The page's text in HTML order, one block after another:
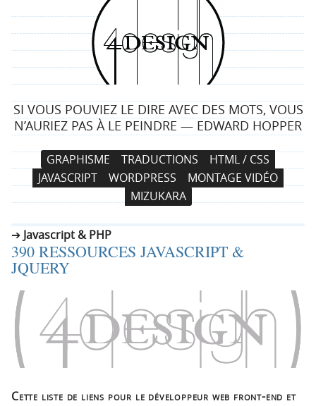
4
d
e
s
i
g
SI VOUS POUVIEZ LE DIRE AVEC DES MOTS, VOUS
N’AURIEZ PAS À LE PEINDRE — EDWARD HOPPER
a
t
i
n
r
c
a
u
c
n
e
n
GRAPHISME TRADUCTIONS
HTML / CSS
JAVASCRIPT
WORDPRESS
MONTAGE VIDÉO
MIZUKARA
Javascript & PHP
390 RESSOURCES JAVASCRIPT &
JQUERY
Cette liste de liens pour le développeur web front-end et